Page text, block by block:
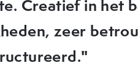
mee, en
Ik kan OMA